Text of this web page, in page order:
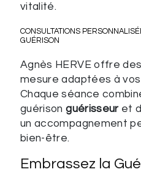
vitalité.
CONSULTATIONS
GUÉRISON
Agnès HERVE offre
mesure adaptées à
Chaque séance
guérisonguérisseur et
un accompagnement
bien-être.
Embrassez la